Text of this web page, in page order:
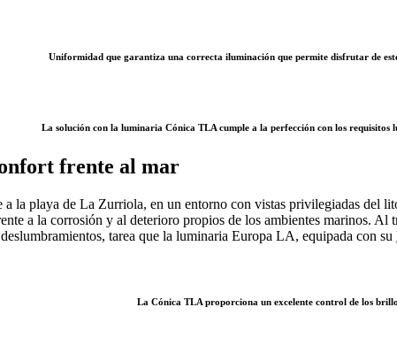
Uniformidad que garantiza una correcta iluminación que permite disfrutar de
La solución con la luminaria Cónica TLA cumple a la perfección con los requisitos
frente al mar
la playa de La Zurriola, en un entorno con vistas privilegiadas del
a la corrosión y al deterioro propios de los ambientes marinos.
tarea que la luminaria Europa LA, equipada con su
La Cónica TLA proporciona un excelente control de los